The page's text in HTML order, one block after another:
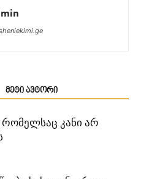
მეტი ავტორი
რომელსაც კანი არ